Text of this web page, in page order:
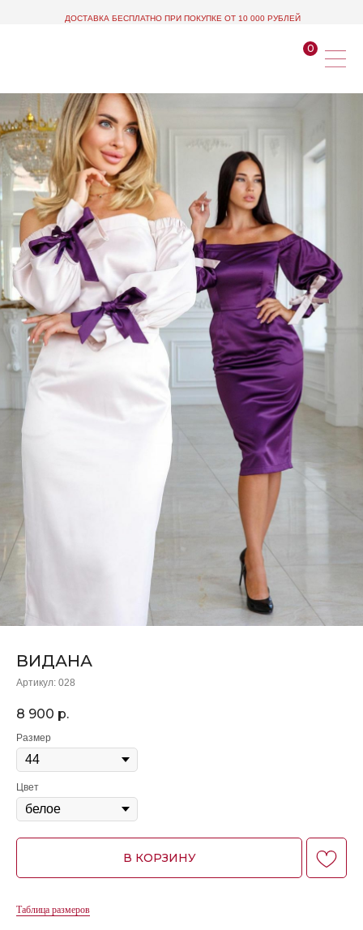
ДОСТАВКА БЕСПЛАТНО ПРИ ПОКУПКЕ ОТ 10 000 РУБЛЕЙ
0
ВИДАНА
Артикул: 028
8 900 р.
Размер
Цвет
В КОРЗИНУ
Таблица размеров